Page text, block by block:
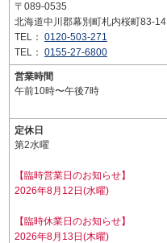
〒089-0535
北海道中川郡幕別町札内桜町83-14
TEL： 0120-503-271
TEL： 0155-27-6800
営業時間
午前10時〜午後7時
定休日
第2水曜
【臨時営業日のお知らせ】
2026年8月12日(水曜)
【臨時休業日のお知らせ】
2026年8月13日(木曜)